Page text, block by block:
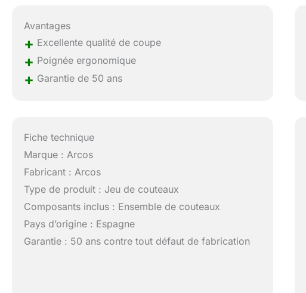
Avantages
+ Excellente qualité de coupe
+ Poignée ergonomique
+ Garantie de 50 ans
Fiche technique
Marque : Arcos
Fabricant : Arcos
Type de produit : Jeu de couteaux
Composants inclus : Ensemble de couteaux
Pays d’origine : Espagne
Garantie : 50 ans contre tout défaut de fabrication